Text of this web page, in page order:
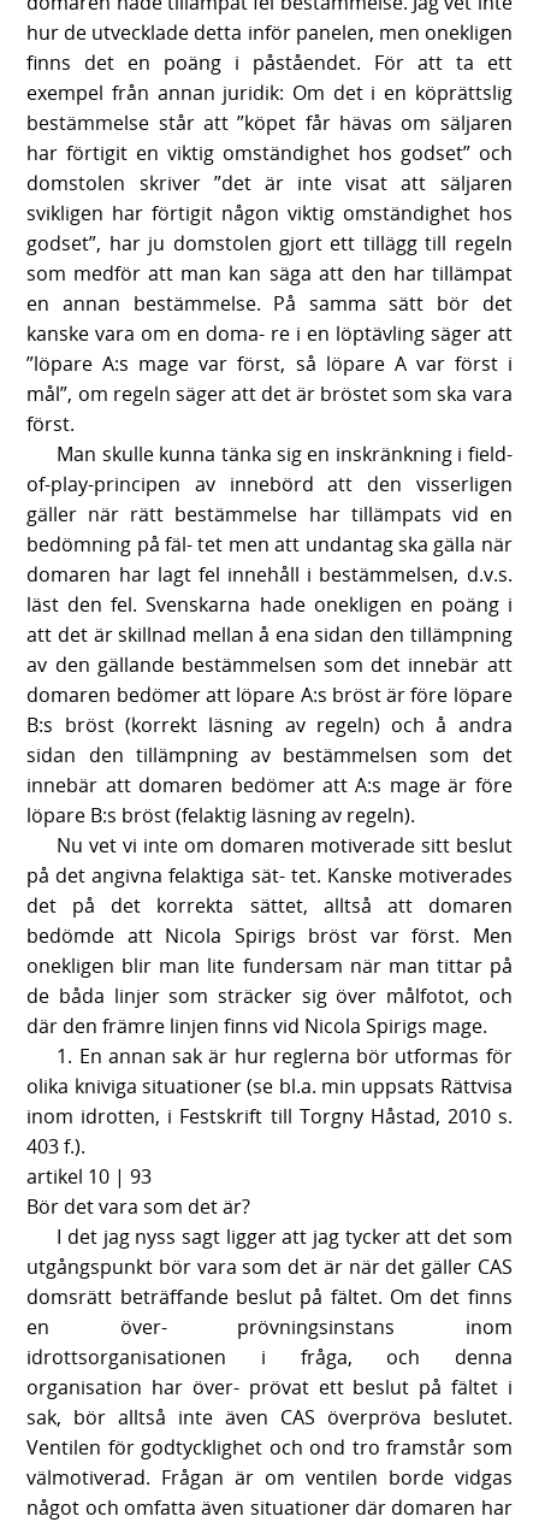
hur de utvecklade detta inför panelen, men onekligen
finns det en poäng i påståendet. För att ta ett
exempel från annan juridik: Om det i en köprättslig
bestämmelse står att ”köpet får hävas om säljaren
har förtigit en viktig omständighet hos godset” och
domstolen skriver ”det är inte visat att säljaren
svikligen har förtigit någon viktig omständighet hos
godset”, har ju domstolen gjort ett tillägg till regeln
som medför att man kan säga att den har tillämpat
en annan bestämmelse. På samma sätt bör det
kanske vara om en doma- re i en löptävling säger att
”löpare A:s mage var först, så löpare A var först i
mål”, om regeln säger att det är bröstet som ska vara
först.
Man skulle kunna tänka sig en inskränkning i field-
of-play-principen av innebörd att den visserligen
gäller när rätt bestämmelse har tillämpats vid en
bedömning på fäl- tet men att undantag ska gälla när
domaren har lagt fel innehåll i bestämmelsen, d.v.s.
läst den fel. Svenskarna hade onekligen en poäng i
att det är skillnad mellan å ena sidan den tillämpning
av den gällande bestämmelsen som det innebär att
domaren bedömer att löpare A:s bröst är före löpare
B:s bröst (korrekt läsning av regeln) och å andra
sidan den tillämpning av bestämmelsen som det
innebär att domaren bedömer att A:s mage är före
löpare B:s bröst (felaktig läsning av regeln).
Nu vet vi inte om domaren motiverade sitt beslut
på det angivna felaktiga sät- tet. Kanske motiverades
det på det korrekta sättet, alltså att domaren
bedömde att Nicola Spirigs bröst var först. Men
onekligen blir man lite fundersam när man tittar på
de båda linjer som sträcker sig över målfotot, och
där den främre linjen finns vid Nicola Spirigs mage.
1. En annan sak är hur reglerna bör utformas för
olika kniviga situationer (se bl.a. min uppsats Rättvisa
inom idrotten, i Festskrift till Torgny Håstad, 2010 s.
403 f.).
artikel 10 | 93
Bör det vara som det är?
I det jag nyss sagt ligger att jag tycker att det som
utgångspunkt bör vara som det är när det gäller CAS
domsrätt beträffande beslut på fältet. Om det finns
en över- prövningsinstans inom
idrottsorganisationen i fråga, och denna
organisation har över- prövat ett beslut på fältet i
sak, bör alltså inte även CAS överpröva beslutet.
Ventilen för godtycklighet och ond tro framstår som
välmotiverad. Frågan är om ventilen borde vidgas
något och omfatta även situationer där domaren har